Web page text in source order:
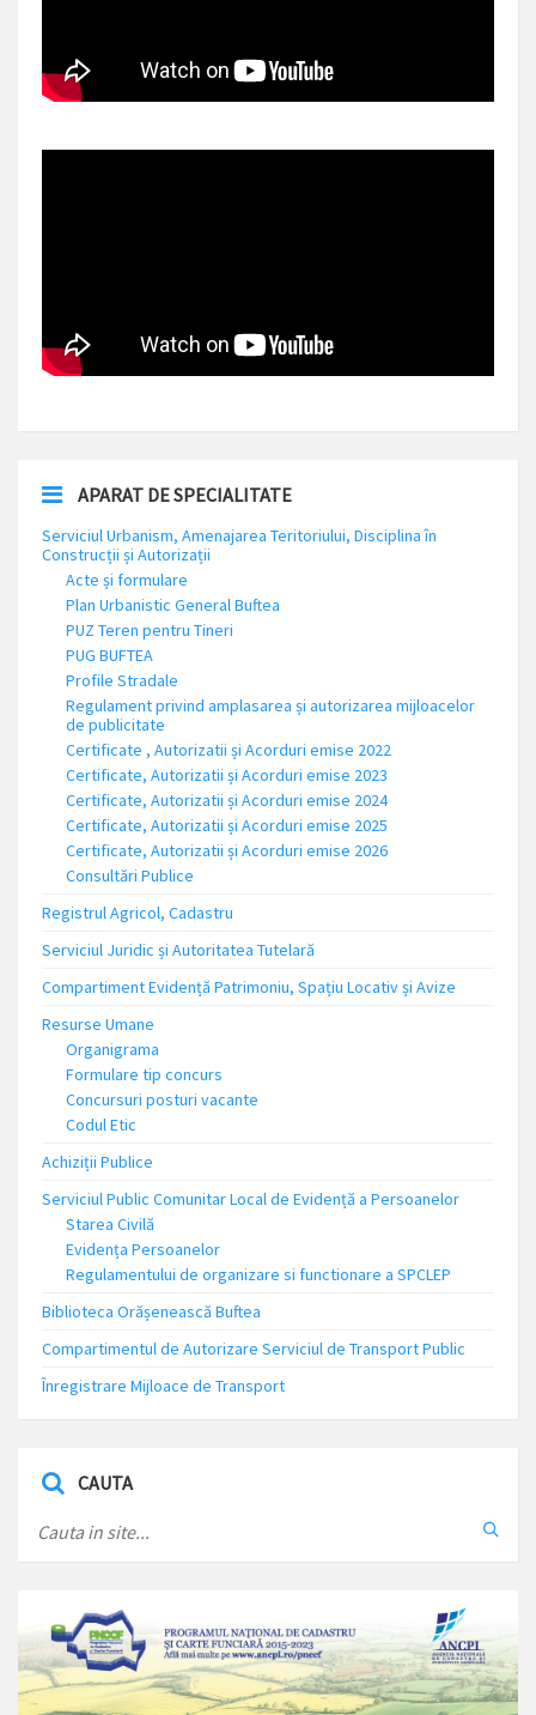
APARAT DE SPECIALITATE
Serviciul Urbanism, Amenajarea Teritoriului, Disciplina în
Construcții și Autorizații
Acte și formulare
Plan Urbanistic General Buftea
PUZ Teren pentru Tineri
PUG BUFTEA
Profile Stradale
Regulament privind amplasarea și autorizarea mijloacelor
de publicitate
Certificate , Autorizatii și Acorduri emise 2022
Certificate, Autorizatii și Acorduri emise 2023
Certificate, Autorizatii și Acorduri emise 2024
Certificate, Autorizatii și Acorduri emise 2025
Certificate, Autorizatii și Acorduri emise 2026
Consultări Publice
Registrul Agricol, Cadastru
Serviciul Juridic și Autoritatea Tutelară
Compartiment Evidență Patrimoniu, Spațiu Locativ și Avize
Resurse Umane
Organigrama
Formulare tip concurs
Concursuri posturi vacante
Codul Etic
Achiziții Publice
Serviciul Public Comunitar Local de Evidență a Persoanelor
Starea Civilă
Evidența Persoanelor
Regulamentului de organizare si functionare a SPCLEP
Biblioteca Orășenească Buftea
Compartimentul de Autorizare Serviciul de Transport Public
Înregistrare Mijloace de Transport
CAUTA